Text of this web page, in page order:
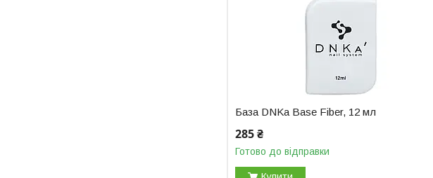
База DNKa Base Fiber, 12 мл
285 ₴
Готово до відправки